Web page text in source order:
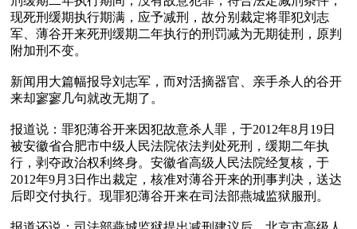
现死刑缓期执行期满，应予减刑，故分别裁定将罪犯刘志
军、薄谷开来死刑缓期二年执行的刑罚减为无期徒刑，原判
附加刑不变。
新闻用大篇幅报导刘志军，而对活摘器官、亲手杀人的谷开
来却寥寥几句就改无期了。
报道说：罪犯薄谷开来因犯故意杀人罪，于2012年8月19日
被安徽省合肥市中级人民法院依法判处死刑，缓期二年执
行，剥夺政治权利终身。安徽省高级人民法院经复核，于
2012年9月3日作出裁定，核准对薄谷开来的刑事判决，送达
后即交付执行。现罪犯薄谷开来在司法部燕城监狱服刑。